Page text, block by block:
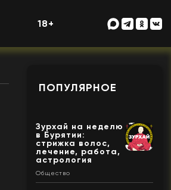
18+
ПОПУЛЯРНОЕ
Зурхай на неделю
в Бурятии:
стрижка волос,
лечение, работа,
астрология
Общество